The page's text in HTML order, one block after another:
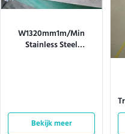
W1320mm1m/Min
Stainless Steel
Bekijk meer